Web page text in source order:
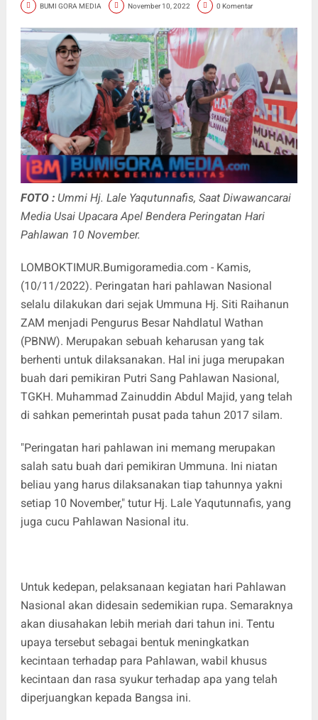
BUMI GORA MEDIA November 10, 2022 0 Komentar
FOTO : Ummi Hj. Lale Yaqutunnafis, Saat Diwawancarai
Media Usai Upacara Apel Bendera Peringatan Hari
Pahlawan 10 November.
LOMBOKTIMUR.Bumigoramedia.com - Kamis,
(10/11/2022). Peringatan hari pahlawan Nasional
selalu dilakukan dari sejak Ummuna Hj. Siti Raihanun
ZAM menjadi Pengurus Besar Nahdlatul Wathan
(PBNW). Merupakan sebuah keharusan yang tak
berhenti untuk dilaksanakan. Hal ini juga merupakan
buah dari pemikiran Putri Sang Pahlawan Nasional,
TGKH. Muhammad Zainuddin Abdul Majid, yang telah
di sahkan pemerintah pusat pada tahun 2017 silam.
"Peringatan hari pahlawan ini memang merupakan
salah satu buah dari pemikiran Ummuna. Ini niatan
beliau yang harus dilaksanakan tiap tahunnya yakni
setiap 10 November," tutur Hj. Lale Yaqutunnafis, yang
juga cucu Pahlawan Nasional itu.
Untuk kedepan, pelaksanaan kegiatan hari Pahlawan
Nasional akan didesain sedemikian rupa. Semaraknya
akan diusahakan lebih meriah dari tahun ini. Tentu
upaya tersebut sebagai bentuk meningkatkan
kecintaan terhadap para Pahlawan, wabil khusus
kecintaan dan rasa syukur terhadap apa yang telah
diperjuangkan kepada Bangsa ini.